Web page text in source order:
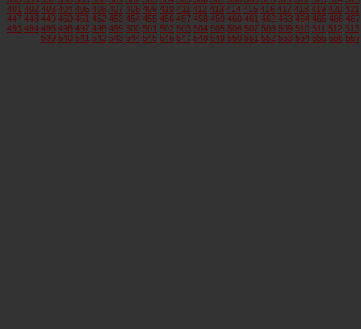
401 402 403 404 405 406 407 408 409 410 411 412 413 414 415 416 417 418 419 420 421
447 448 449 450 451 452 453 454 455 456 457 458 459 460 461 462 463 464 465 466 467
493 494 495 496 497 498 499 500 501 502 503 504 505 506 507 508 509 510 511 512 513
539 540 541 542 543 544 545 546 547 548 549 550 551 552 553 554 555 556 557